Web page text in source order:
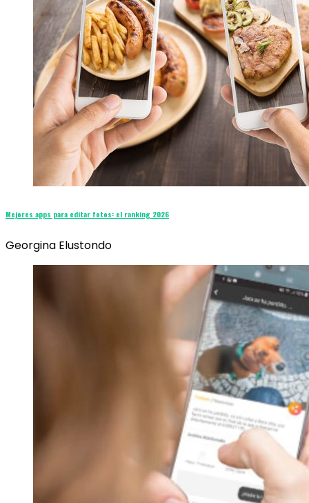
Mejores apps para editar fotos: el ranking 2026
Georgina Elustondo